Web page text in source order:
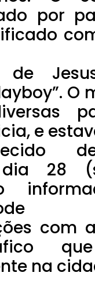
por
de
O
e
28
com
na